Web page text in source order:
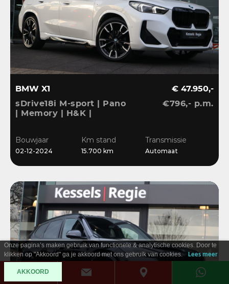
BMW X1
sDrive18i M-sport | Pano
| Memory | H&K |
€ 47.950,-
€796,- p.m.
Bouwjaar
02-12-2024
Km stand
15.700 km
Transmissie
Automaat
Onze pagina’s maken gebruik van functionele & analytische cookies. Door te
klikken op "Akkoord" ga je akkoord met ons gebruik van cookies.
Lees meer
AKKOORD